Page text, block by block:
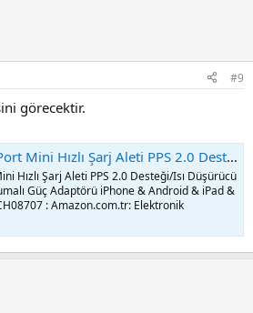
#9
görecektir.
Destekli Akım Korumalı Güç Adaptörü iPhone & Android & iPad & MacBook Type-C White - ACH08707 : Amazon.com.tr: Elektronik
Hızlı Şarj Aleti PPS 2.0 Desteği/Isı Düşürücü
Güç Adaptörü iPhone & Android & iPad &
: Amazon.com.tr: Elektronik